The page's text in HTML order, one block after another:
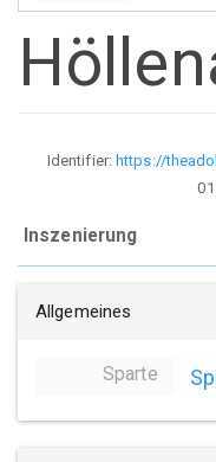
Identifier:https://
Inszenierung
Allgemeines
Sparte